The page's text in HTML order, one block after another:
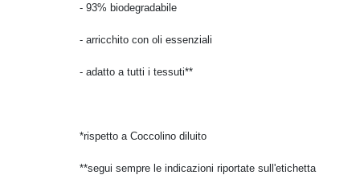
- 93% biodegradabile
- arricchito con oli essenziali
- adatto a tutti i tessuti**
*rispetto a Coccolino diluito
**segui sempre le indicazioni riportate sull'etichetta